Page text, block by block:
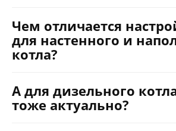
Чем отличается
для настенного и
котла?
А для дизельного
тоже актуально?